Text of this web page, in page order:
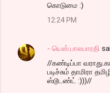
கொடுமை :)
12:24 PM
- யெஸ்.பாலபாரதி
//கண்டிப்பா
படிச்சும் தாமிரா
ஸ்டூடண்ட் :)))//